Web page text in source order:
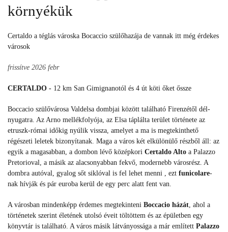
környékük
Certaldo a téglás városka Bocaccio szülőhazája de vannak itt még érdekes
városok
frissítve 2026 febr
CERTALDO - 12 km San Gimignanotól és 4 út köti őket őssze
Boccacio szülővárosa Valdelsa dombjai között található Firenzétől dél-
nyugatra. Az Arno mellékfolyója, az Elsa táplálta terület története az
etruszk-római időkig nyúlik vissza, amelyet a ma is megtekinthető
régészeti leletek bizonyítanak. Maga a város két elkülönülő részből áll: az
egyik a magasabban, a dombon lévő középkori Certaldo Alto a Palazzo
Pretorioval, a másik az alacsonyabban fekvő, modernebb városrész. A
dombra autóval, gyalog sőt siklóval is fel lehet menni , ezt funicolare-
nak hívják és pár euroba kerül de egy perc alatt fent van.
A városban mindenképp érdemes megtekinteni Boccacio házát, ahol a
történetek szerint életének utolsó éveit töltöttem és az épületben egy
könyvtár is található. A város másik látványossága a már említett Palazzo